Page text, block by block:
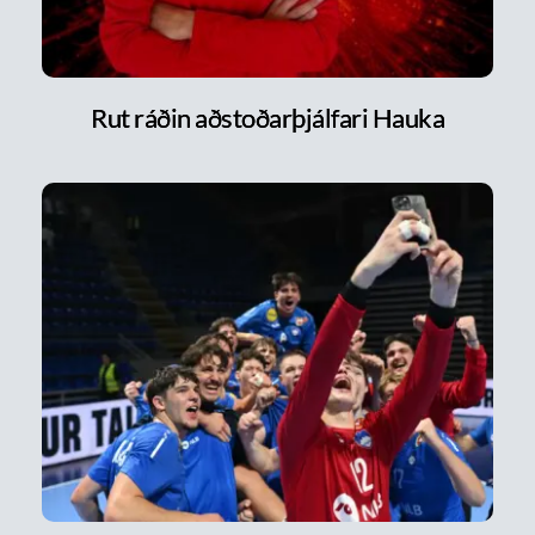
Rut ráðin aðstoðarþjálfari Hauka